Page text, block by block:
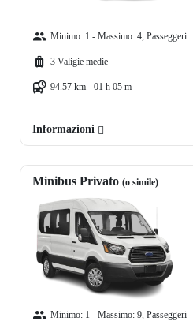
Minimo: 1 - Massimo: 4, Passeggeri
3 Valigie medie
94.57 km - 01 h 05 m
Informazioni
Minibus Privato (o simile)
Minimo: 1 - Massimo: 9, Passeggeri